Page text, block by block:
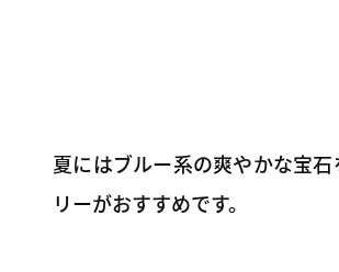
夏にはブルー系の爽やかな宝
リーがおすすめです。